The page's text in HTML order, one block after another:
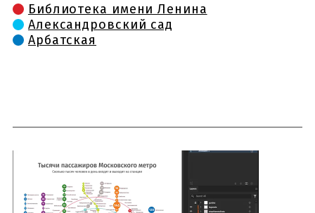
Библиотека имени Ленина
Александровский сад
Арбатская